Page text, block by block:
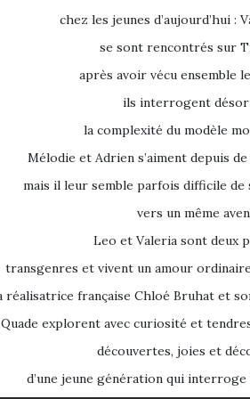
chez les jeunes d’aujourd’hui :
se sont rencontrés sur
après avoir vécu ensemble
ils interrogent
la complexité du modèle
Mélodie et Adrien s’aiment depuis
mais il leur semble parfois difficile
vers un même
Leo et Valeria sont deux
transgenres et vivent un amour
réalisatrice française Chloé Bruhat et
Quade explorent avec curiosité et
découvertes, joies et
d’une jeune génération qui interroge